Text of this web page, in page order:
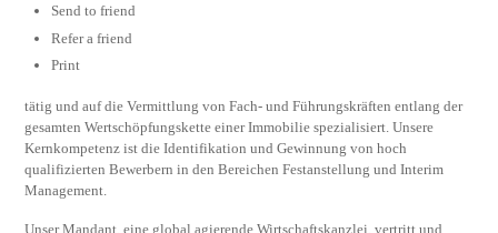
Send to friend
Refer a friend
Print
tätig und auf die Vermittlung von Fach- und Führungskräften entlang der
gesamten Wertschöpfungskette einer Immobilie spezialisiert. Unsere
Kernkompetenz ist die Identifikation und Gewinnung von hoch
qualifizierten Bewerbern in den Bereichen Festanstellung und Interim
Management.
Unser Mandant, eine global agierende Wirtschaftskanzlei, vertritt und